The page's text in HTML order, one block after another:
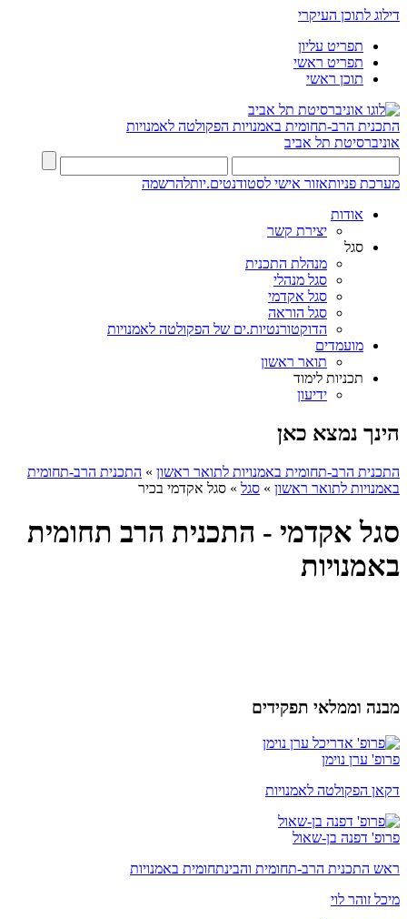
דילוג לתוכן העיקרי
תפריט עליון
תפריט ראשי
תוכן ראשי
התכנית הרב-תחומית באמנויות הפקולטה לאמנויות
אוניברסיטת תל אביב
מערכת פניותאזור אישי לסטודנטים.יותלהרשמה
אודות
יצירת קשר
סגל
מנהלת התכנית
סגל מנהלי
סגל אקדמי
סגל הוראה
הדוקטורנטיות.ים של הפקולטה לאמנויות
מועמדים
תואר ראשון
תכניות לימוד
ידיעון
הינך נמצא כאן
התכנית הרב-תחומית באמנויות לתואר ראשון » התכנית הרב-תחומית
באמנויות לתואר ראשון » סגל » סגל אקדמי בכיר
סגל אקדמי - התכנית הרב תחומית
באמנויות
מבנה וממלאי תפקידים
פרופ' ערן נוימן
דקאן הפקולטה לאמנויות
פרופ' דפנה בן-שאול
ראש התכנית הרב-תחומית והבינתחומית באמנויות
מיכל זוהר לוי